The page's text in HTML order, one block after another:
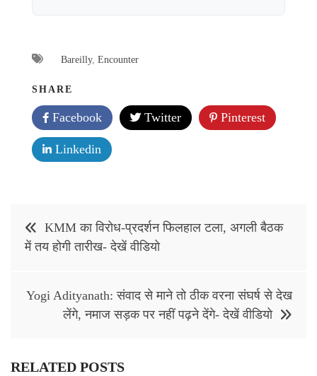
Bareilly, Encounter
SHARE
Facebook Twitter Pinterest
Linkedin
Post
navigation
KMM का विरोध-प्रदर्शन फिलहाल टला, अगली बैठक
में तय होगी तारीख- देखें वीडियो
Yogi Adityanath: संवाद से माने तो ठीक वरना संघर्ष से देख
लेंगे, नमाज सड़क पर नहीं पढ़ने देंगे- देखें वीडियो
RELATED POSTS